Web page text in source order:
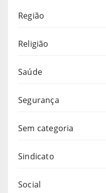
Região
Religião
Saúde
Segurança
Sem categoria
Sindicato
Social